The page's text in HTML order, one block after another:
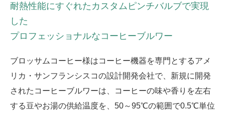
耐熱性能にすぐれたカスタムピンチバルブで実現
した
プロフェッショナルなコーヒーブルワー
ブロッサムコーヒー様はコーヒー機器を専門とするアメ
リカ・サンフランシスコの設計開発会社で、新規に開発
されたコーヒーブルワーは、コーヒーの味や香りを左右
する豆やお湯の供給温度を、50～95℃の範囲で0.5℃単位